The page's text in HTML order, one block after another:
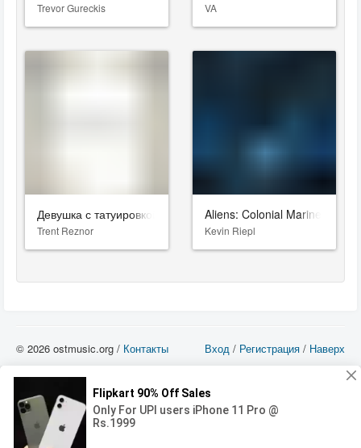
Trevor Gureckis VA
Девушка с татуировкой дракона
Trent Reznor
Aliens: Colonial Marines
Kevin Riepl
Вход / Регистрация / Наверх
© 2026 ostmusic.org / Контакты
можете использовать такие материалы только в том в случае, если
использование производится с ознакомительными целями - для прочих целей
вы должны приобрести лицензионную запись.